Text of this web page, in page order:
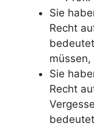
Sie
Recht
Sie
Recht